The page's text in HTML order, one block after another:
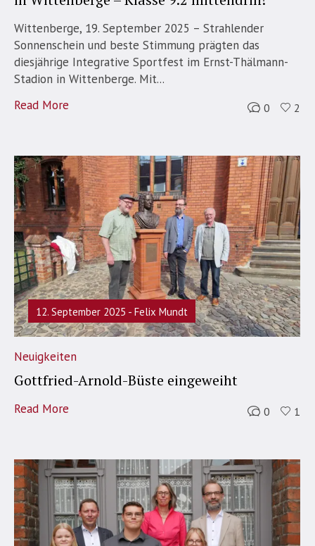
Wittenberge, 19. September 2025 – Strahlender
Sonnenschein und beste Stimmung prägten das
diesjährige Integrative Sportfest im Ernst-Thälmann-
Stadion in Wittenberge. Mit...
Read More
0 2
12. September 2025 Felix Mundt
Neuigkeiten
Gottfried-Arnold-Büste eingeweiht
Read More 0 1